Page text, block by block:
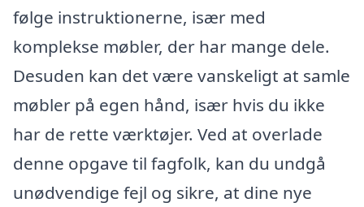
følge instruktionerne, især med
komplekse møbler, der har mange dele.
Desuden kan det være vanskeligt at samle
møbler på egen hånd, især hvis du ikke
har de rette værktøjer. Ved at overlade
denne opgave til fagfolk, kan du undgå
unødvendige fejl og sikre, at dine nye